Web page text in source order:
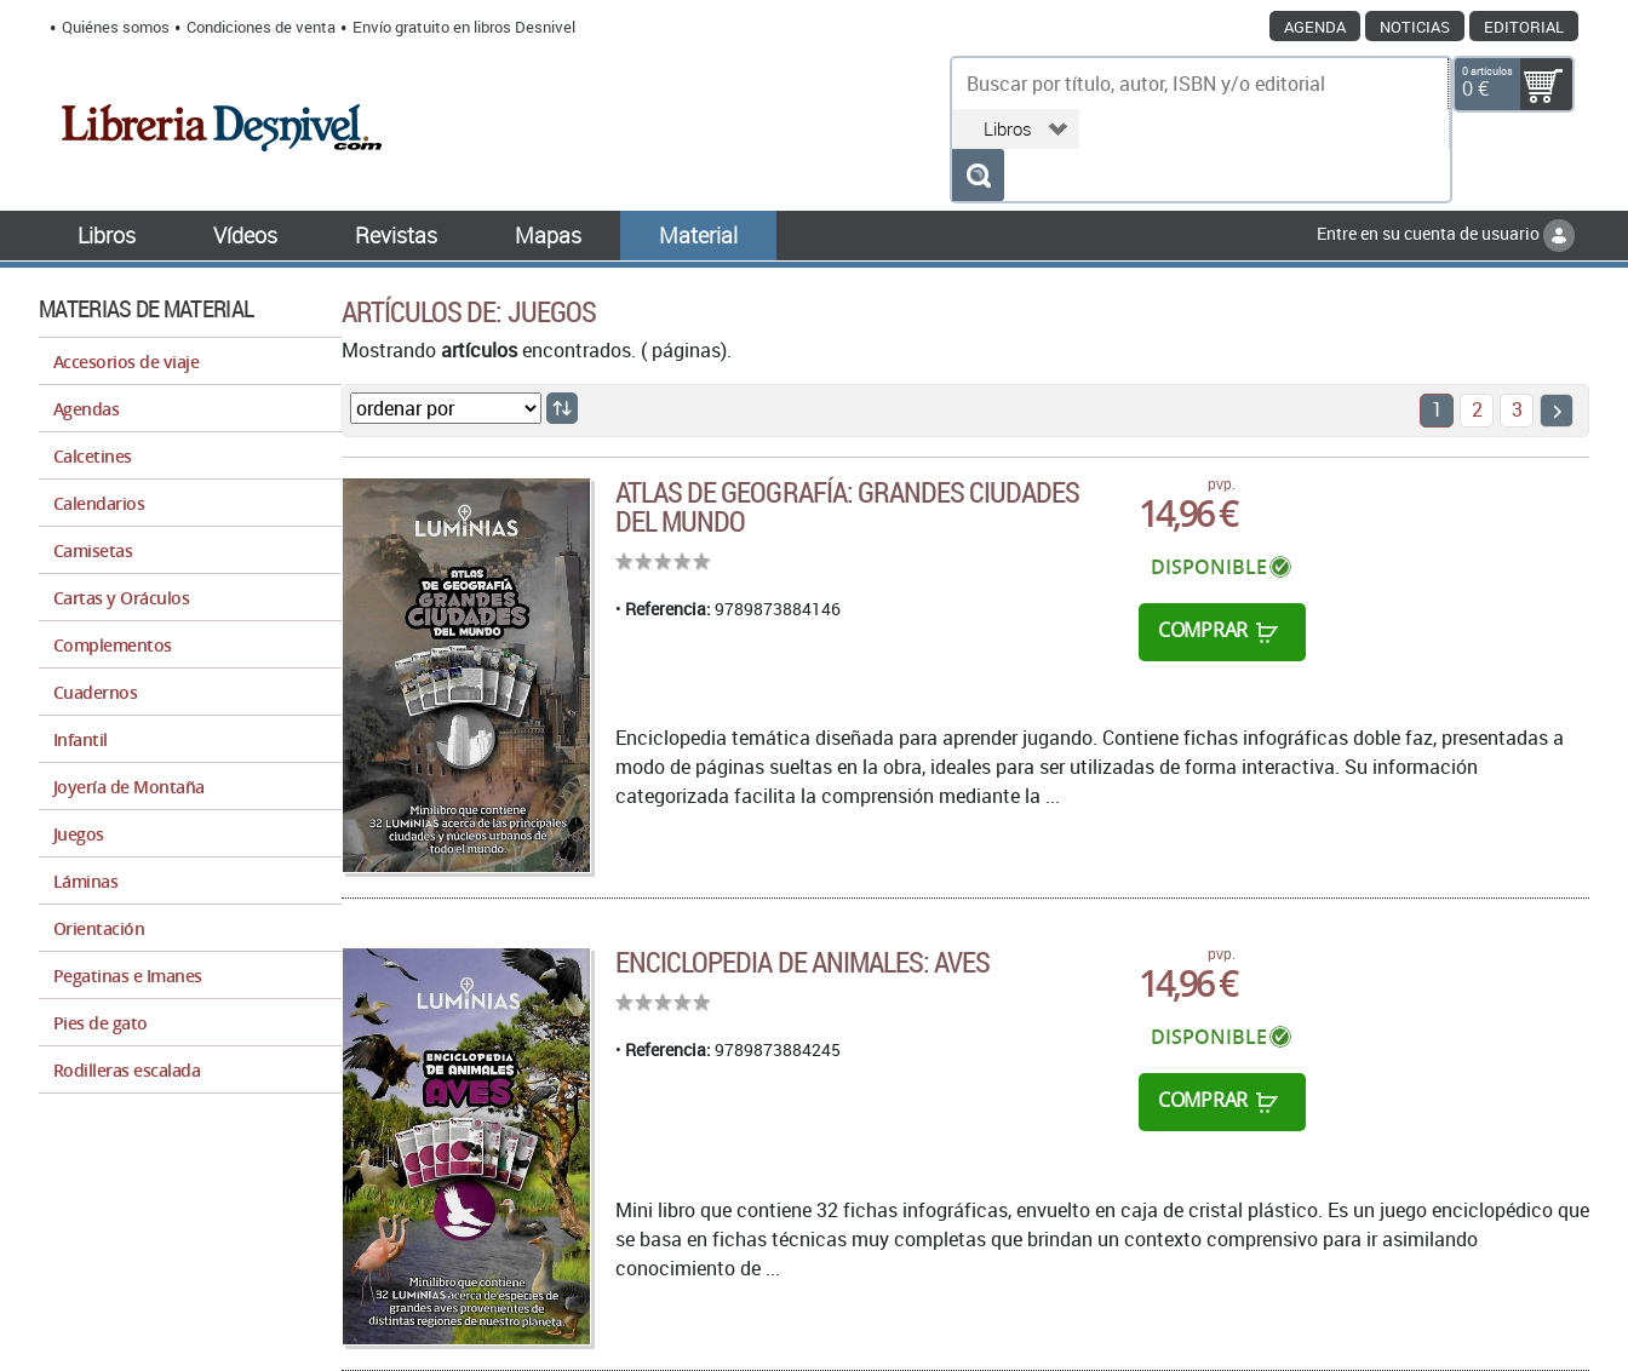
Quiénes somos Condiciones de venta Envío gratuito en libros Desnivel AGENDA NOTICIAS EDITORIAL
0 artículos
0 €
Libros Vídeos Revistas Mapas Material Entre en su cuenta de usuario
MATERIAS DE MATERIAL
Accesorios de viaje
Agendas
Calcetines
Calendarios
Camisetas
Cartas y Oráculos
Complementos
Cuadernos
Infantil
Joyería de Montaña
Juegos
Láminas
Orientación
Pegatinas e Imanes
Pies de gato
Rodilleras escalada
ARTÍCULOS DE: JUEGOS
Mostrandoartículosencontrados. ( páginas).
1 2 3
ATLAS DE GEOGRAFÍA: GRANDES CIUDADES
DEL MUNDO
Referencia: 9789873884146
pvp.
14,96 €
DISPONIBLE
COMPRAR
Enciclopedia temática diseñada para aprender jugando. Contiene fichas infográficas doble faz, presentadas a
modo de páginas sueltas en la obra, ideales para ser utilizadas de forma interactiva. Su información
categorizada facilita la comprensión mediante la ...
ENCICLOPEDIA DE ANIMALES: AVES
Referencia: 9789873884245
pvp.
14,96 €
DISPONIBLE
COMPRAR
Mini libro que contiene 32 fichas infográficas, envuelto en caja de cristal plástico. Es un juego enciclopédico que
se basa en fichas técnicas muy completas que brindan un contexto comprensivo para ir asimilando
conocimiento de ...